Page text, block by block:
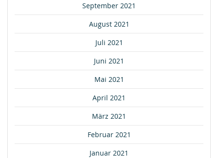
September 2021
August 2021
Juli 2021
Juni 2021
Mai 2021
April 2021
März 2021
Februar 2021
Januar 2021